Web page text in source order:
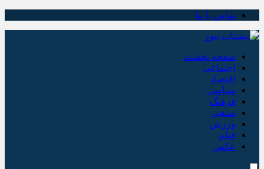
تماس با ما
صفحه نخست
اجتماعی
اقتصاد
سیاسی
فرهنگ
مذهبی
ورزش
فیلم
عکس